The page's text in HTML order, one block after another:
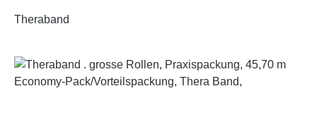
Theraband
Bildergalerie überspringen